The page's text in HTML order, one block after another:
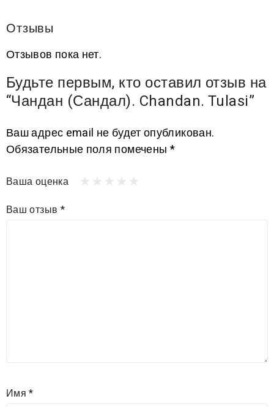
Отзывы
Отзывов пока нет.
Будьте первым, кто оставил отзыв на
“Чандан (Сандал). Chandan. Tulasi”
Ваш адрес email не будет опубликован.
Обязательные поля помечены *
Ваша оценка
Ваш отзыв *
Имя*